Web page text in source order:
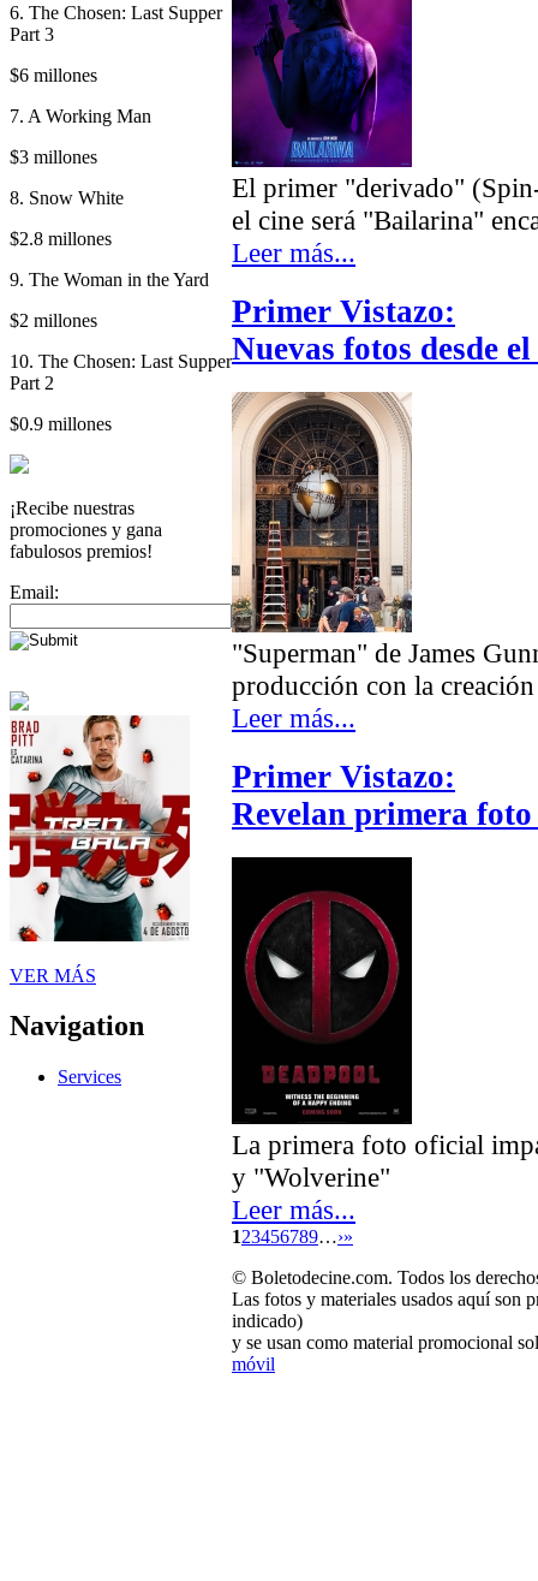
6. The Chosen: Last Supper
Part 3
$6 millones
7. A Working Man
$3 millones
8. Snow White
$2.8 millones
9. The Woman in the Yard
$2 millones
10. The Chosen: Last Supper
Part 2
$0.9 millones
¡Recibe nuestras
promociones y gana
fabulosos premios!
Email:
VER MÁS
Navigation
Services
El primer "derivado"
el cine será "Bailarina"
Leer más...
Primer Vistazo:
Nuevas fotos desde
"Superman" de James
producción con la
Leer más...
Primer Vistazo:
Revelan primera
La primera foto oficial
y "Wolverine"
Leer más...
123456789…›»
© Boletodecine.com. Todos los
Las fotos y materiales usados aquí son
indicado)
y se usan como material promocional
móvil